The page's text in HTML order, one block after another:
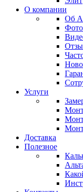
О компании
Об
Услуги
Доставка
Полезное